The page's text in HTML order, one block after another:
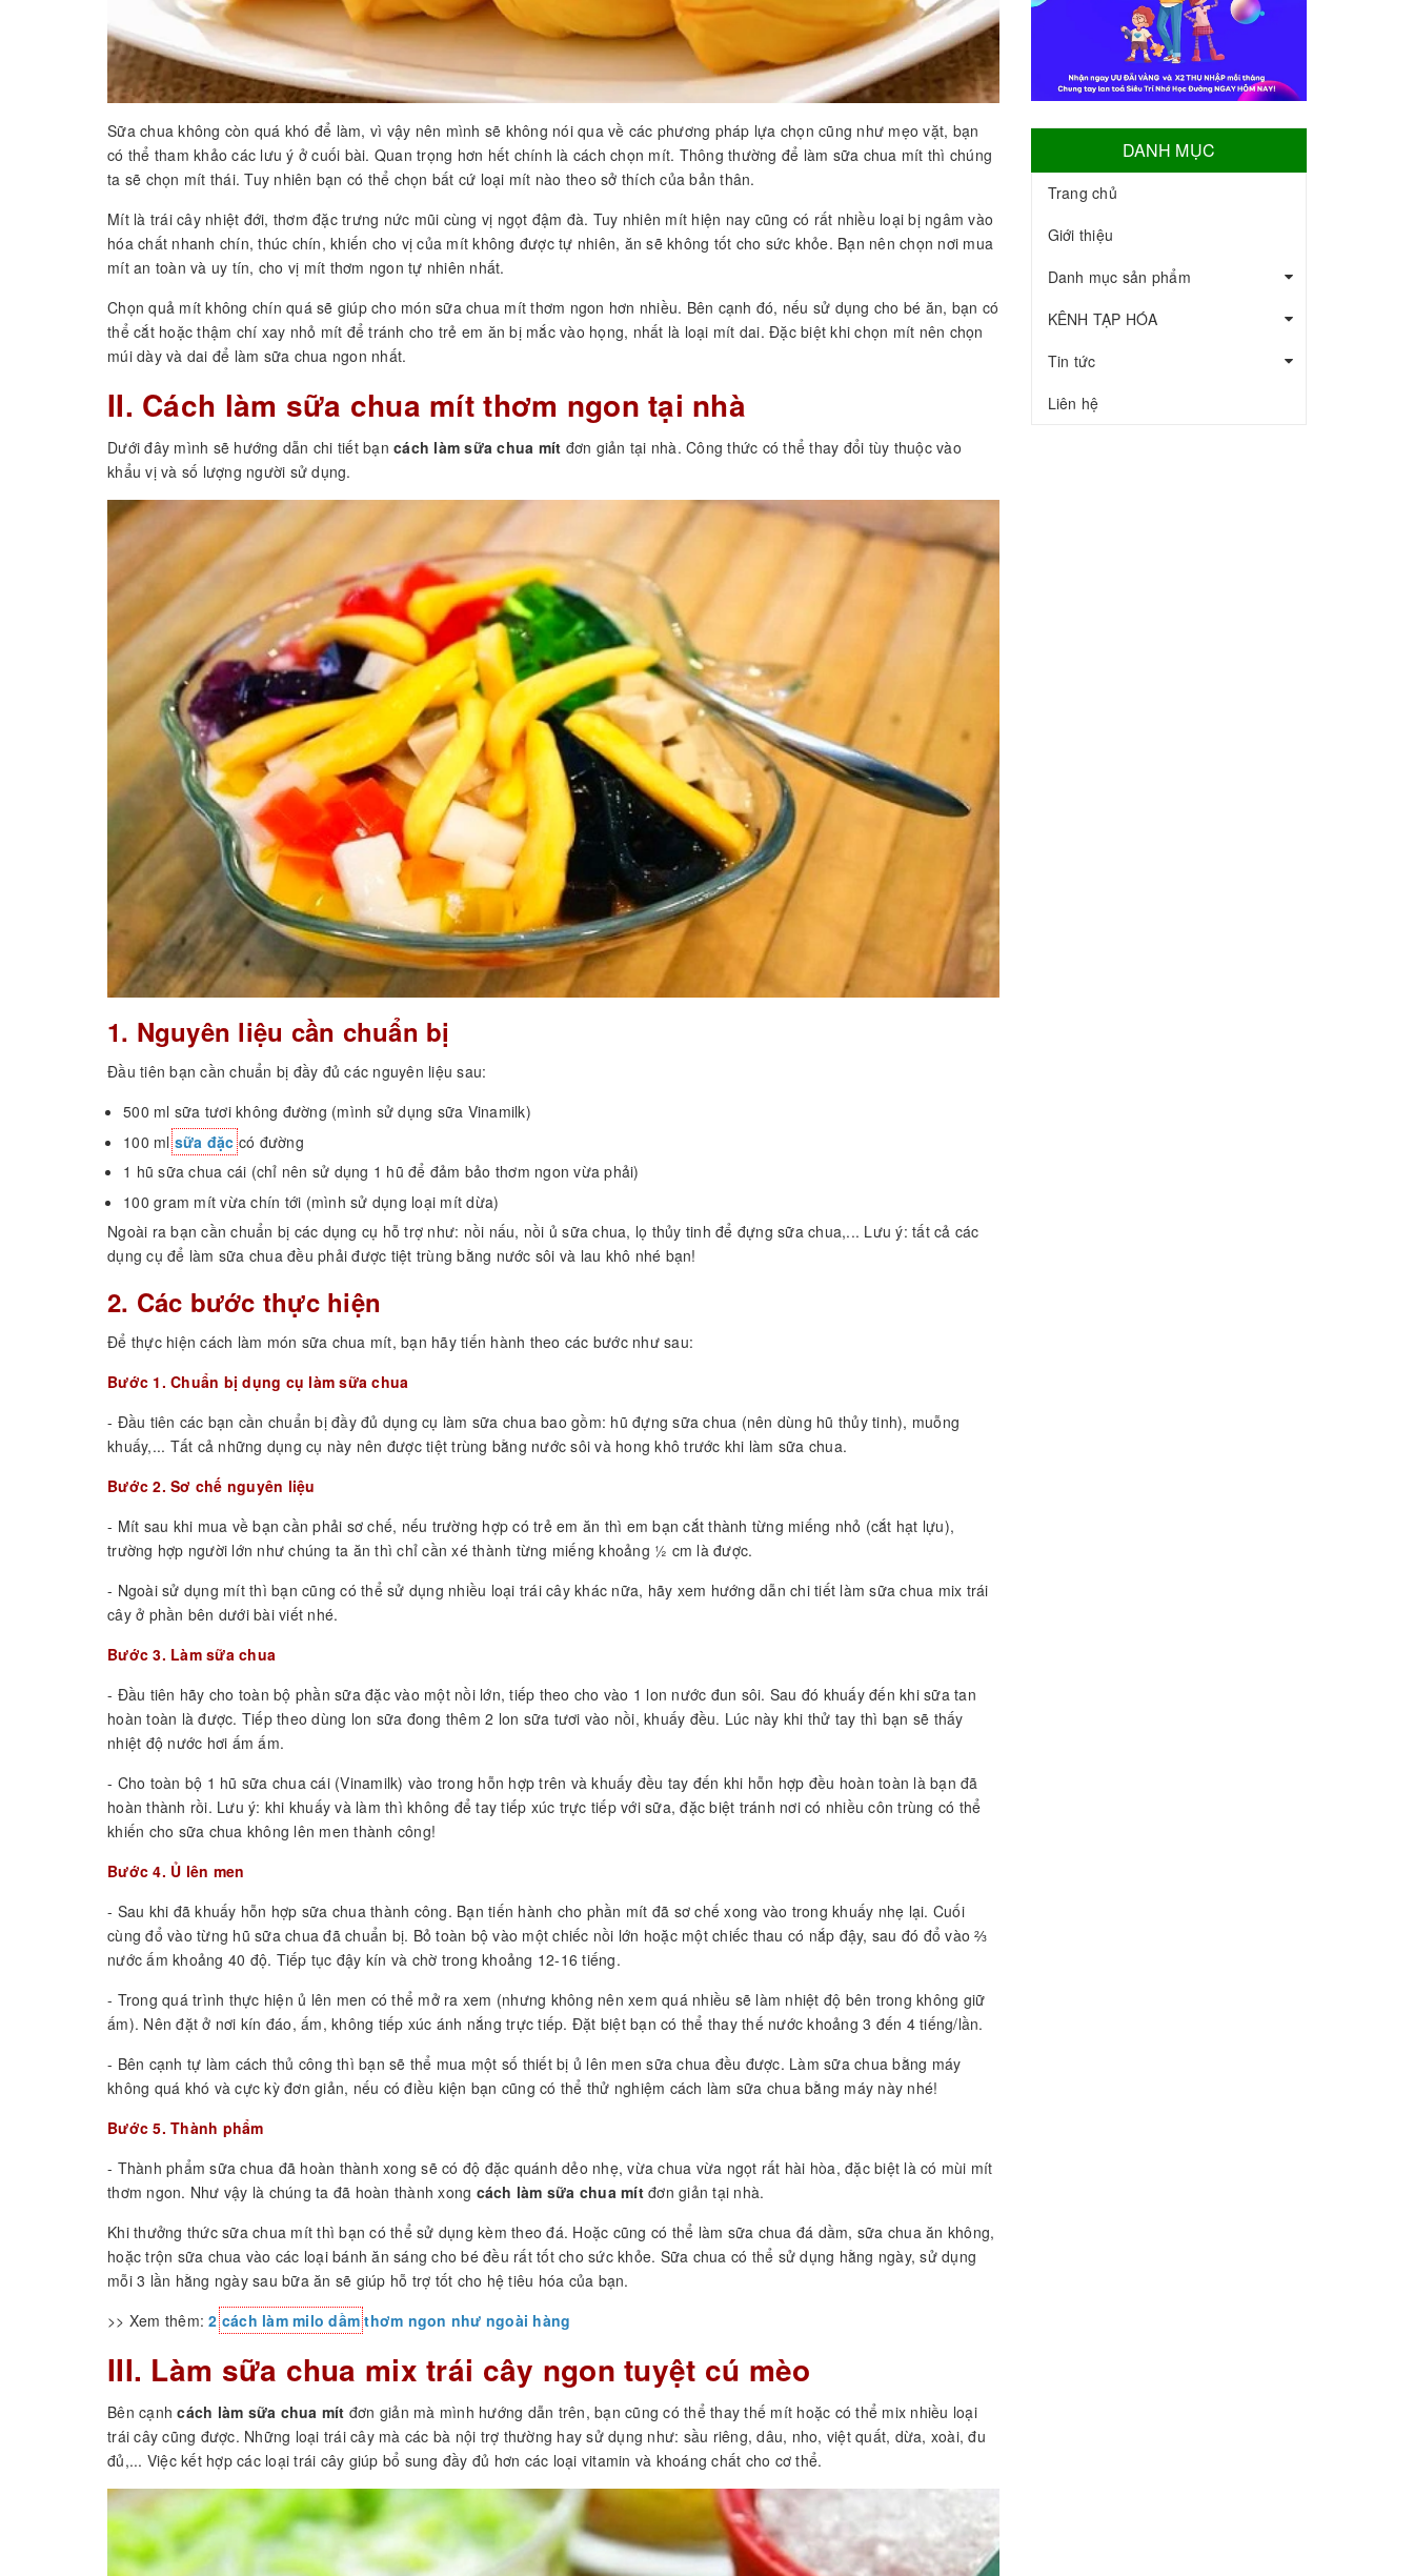
Sữa chua không còn quá khó để làm, vì vậy nên mình sẽ không nói qua về các phương pháp lựa chọn cũng như mẹo vặt, bạn
có thể tham khảo các lưu ý ở cuối bài. Quan trọng hơn hết chính là cách chọn mít. Thông thường để làm sữa chua mít thì chúng
ta sẽ chọn mít thái. Tuy nhiên bạn có thể chọn bất cứ loại mít nào theo sở thích của bản thân.
Mít là trái cây nhiệt đới, thơm đặc trưng nức mũi cùng vị ngọt đậm đà. Tuy nhiên mít hiện nay cũng có rất nhiều loại bị ngâm vào
hóa chất nhanh chín, thúc chín, khiến cho vị của mít không được tự nhiên, ăn sẽ không tốt cho sức khỏe. Bạn nên chọn nơi mua
mít an toàn và uy tín, cho vị mít thơm ngon tự nhiên nhất.
Chọn quả mít không chín quá sẽ giúp cho món sữa chua mít thơm ngon hơn nhiều. Bên cạnh đó, nếu sử dụng cho bé ăn, bạn có
thể cắt hoặc thậm chí xay nhỏ mít để tránh cho trẻ em ăn bị mắc vào họng, nhất là loại mít dai. Đặc biệt khi chọn mít nên chọn
múi dày và dai để làm sữa chua ngon nhất.
II. Cách làm sữa chua mít thơm ngon tại nhà
Dưới đây mình sẽ hướng dẫn chi tiết bạn cách làm sữa chua mít đơn giản tại nhà. Công thức có thể thay đổi tùy thuộc vào
khẩu vị và số lượng người sử dụng.
1. Nguyên liệu cần chuẩn bị
Đầu tiên bạn cần chuẩn bị đầy đủ các nguyên liệu sau:
500 ml sữa tươi không đường (mình sử dụng sữa Vinamilk)
100 mlsữa đặccó đường
1 hũ sữa chua cái (chỉ nên sử dụng 1 hũ để đảm bảo thơm ngon vừa phải)
100 gram mít vừa chín tới (mình sử dụng loại mít dừa)
Ngoài ra bạn cần chuẩn bị các dụng cụ hỗ trợ như: nồi nấu, nồi ủ sữa chua, lọ thủy tinh để đựng sữa chua,... Lưu ý: tất cả các
dụng cụ để làm sữa chua đều phải được tiệt trùng bằng nước sôi và lau khô nhé bạn!
2. Các bước thực hiện
Để thực hiện cách làm món sữa chua mít, bạn hãy tiến hành theo các bước như sau:
Bước 1. Chuẩn bị dụng cụ làm sữa chua
- Đầu tiên các bạn cần chuẩn bị đầy đủ dụng cụ làm sữa chua bao gồm: hũ đựng sữa chua (nên dùng hũ thủy tinh), muỗng
khuấy,... Tất cả những dụng cụ này nên được tiệt trùng bằng nước sôi và hong khô trước khi làm sữa chua.
Bước 2. Sơ chế nguyên liệu
- Mít sau khi mua về bạn cần phải sơ chế, nếu trường hợp có trẻ em ăn thì em bạn cắt thành từng miếng nhỏ (cắt hạt lựu),
trường hợp người lớn như chúng ta ăn thì chỉ cần xé thành từng miếng khoảng ½ cm là được.
- Ngoài sử dụng mít thì bạn cũng có thể sử dụng nhiều loại trái cây khác nữa, hãy xem hướng dẫn chi tiết làm sữa chua mix trái
cây ở phần bên dưới bài viết nhé.
Bước 3. Làm sữa chua
- Đầu tiên hãy cho toàn bộ phần sữa đặc vào một nồi lớn, tiếp theo cho vào 1 lon nước đun sôi. Sau đó khuấy đến khi sữa tan
hoàn toàn là được. Tiếp theo dùng lon sữa đong thêm 2 lon sữa tươi vào nồi, khuấy đều. Lúc này khi thử tay thì bạn sẽ thấy
nhiệt độ nước hơi ấm ấm.
- Cho toàn bộ 1 hũ sữa chua cái (Vinamilk) vào trong hỗn hợp trên và khuấy đều tay đến khi hỗn hợp đều hoàn toàn là bạn đã
hoàn thành rồi. Lưu ý: khi khuấy và làm thì không để tay tiếp xúc trực tiếp với sữa, đặc biệt tránh nơi có nhiều côn trùng có thể
khiến cho sữa chua không lên men thành công!
Bước 4. Ủ lên men
- Sau khi đã khuấy hỗn hợp sữa chua thành công. Bạn tiến hành cho phần mít đã sơ chế xong vào trong khuấy nhẹ lại. Cuối
cùng đổ vào từng hũ sữa chua đã chuẩn bị. Bỏ toàn bộ vào một chiếc nồi lớn hoặc một chiếc thau có nắp đậy, sau đó đổ vào ⅔
nước ấm khoảng 40 độ. Tiếp tục đậy kín và chờ trong khoảng 12-16 tiếng.
- Trong quá trình thực hiện ủ lên men có thể mở ra xem (nhưng không nên xem quá nhiều sẽ làm nhiệt độ bên trong không giữ
ấm). Nên đặt ở nơi kín đáo, ấm, không tiếp xúc ánh nắng trực tiếp. Đặt biệt bạn có thể thay thế nước khoảng 3 đến 4 tiếng/lần.
- Bên cạnh tự làm cách thủ công thì bạn sẽ thể mua một số thiết bị ủ lên men sữa chua đều được. Làm sữa chua bằng máy
không quá khó và cực kỳ đơn giản, nếu có điều kiện bạn cũng có thể thử nghiệm cách làm sữa chua bằng máy này nhé!
Bước 5. Thành phẩm
- Thành phẩm sữa chua đã hoàn thành xong sẽ có độ đặc quánh dẻo nhẹ, vừa chua vừa ngọt rất hài hòa, đặc biệt là có mùi mít
thơm ngon. Như vậy là chúng ta đã hoàn thành xong cách làm sữa chua mítđơn giản tại nhà.
Khi thưởng thức sữa chua mít thì bạn có thể sử dụng kèm theo đá. Hoặc cũng có thể làm sữa chua đá dầm, sữa chua ăn không,
hoặc trộn sữa chua vào các loại bánh ăn sáng cho bé đều rất tốt cho sức khỏe. Sữa chua có thể sử dụng hằng ngày, sử dụng
mỗi 3 lần hằng ngày sau bữa ăn sẽ giúp hỗ trợ tốt cho hệ tiêu hóa của bạn.
>> Xem thêm:2cách làm milo dầmthơm ngon như ngoài hàng
III. Làm sữa chua mix trái cây ngon tuyệt cú mèo
Bên cạnhcách làm sữa chua mít đơn giản mà mình hướng dẫn trên, bạn cũng có thể thay thế mít hoặc có thể mix nhiều loại
trái cây cũng được. Những loại trái cây mà các bà nội trợ thường hay sử dụng như: sầu riêng, dâu, nho, việt quất, dừa, xoài, đu
đủ,... Việc kết hợp các loại trái cây giúp bổ sung đầy đủ hơn các loại vitamin và khoáng chất cho cơ thể.
DANH MỤC
Trang chủ
Giới thiệu
Danh mục sản phẩm
KÊNH TẠP HÓA
Tin tức
Liên hệ